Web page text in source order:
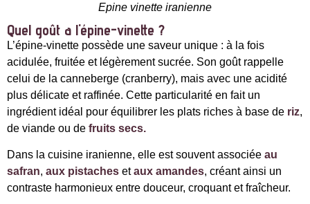
Epine vinette iranienne
Quel goût a l'épine-vinette ?
L’épine-vinette possède une saveur unique : à la fois
acidulée, fruitée et légèrement sucrée. Son goût rappelle
celui de la canneberge (cranberry), mais avec une acidité
plus délicate et raffinée. Cette particularité en fait un
ingrédient idéal pour équilibrer les plats riches à base de riz,
de viande ou de fruits secs.
Dans la cuisine iranienne, elle est souvent associée au
safran, aux pistaches etaux amandes, créant ainsi un
contraste harmonieux entre douceur, croquant et fraîcheur.